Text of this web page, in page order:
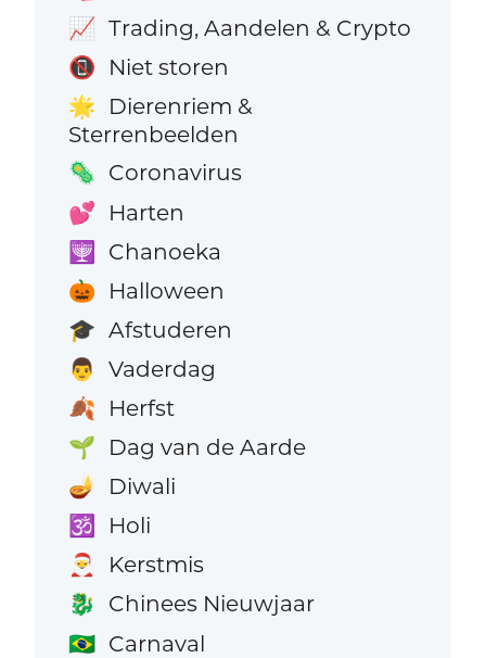
📈 Trading, Aandelen & Crypto
📵 Niet storen
🌟
Dierenriem &
Sterrenbeelden
🦠 Coronavirus
💕 Harten
🕎 Chanoeka
🎃 Halloween
🎓 Afstuderen
👨 Vaderdag
🍂 Herfst
🌱 Dag van de Aarde
🪔 Diwali
🕉️ Holi
🎅 Kerstmis
🐉 Chinees Nieuwjaar
🇧🇷 Carnaval